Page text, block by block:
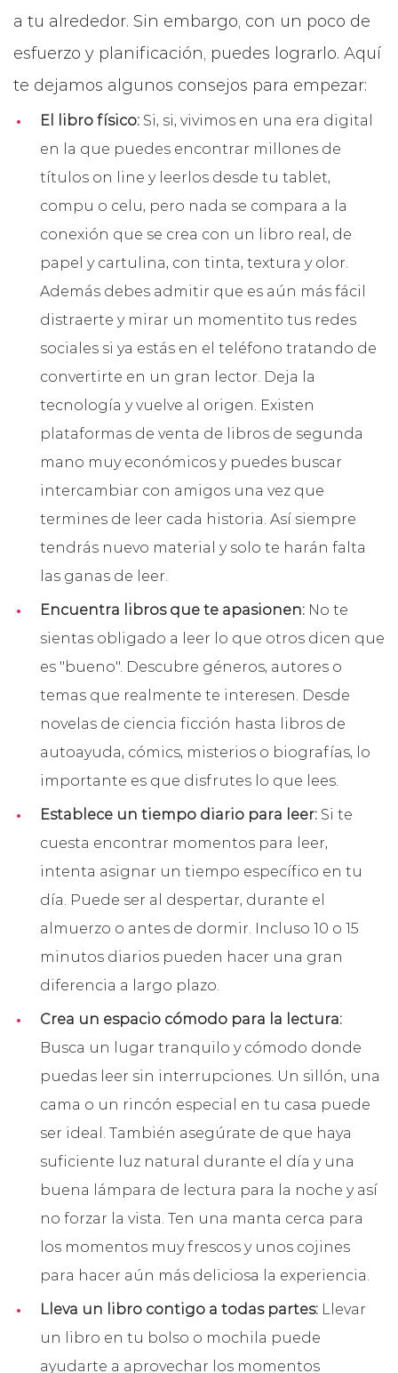
a tu alrededor. Sin embargo, con un poco de
esfuerzo y planificación, puedes lograrlo. Aquí
te dejamos algunos consejos para empezar:
El libro físico: Si, si, vivimos en una era digital
en la que puedes encontrar millones de
títulos on line y leerlos desde tu tablet,
compu o celu, pero nada se compara a la
conexión que se crea con un libro real, de
papel y cartulina, con tinta, textura y olor.
Además debes admitir que es aún más fácil
distraerte y mirar un momentito tus redes
sociales si ya estás en el teléfono tratando de
convertirte en un gran lector. Deja la
tecnología y vuelve al origen. Existen
plataformas de venta de libros de segunda
mano muy económicos y puedes buscar
intercambiar con amigos una vez que
termines de leer cada historia. Así siempre
tendrás nuevo material y solo te harán falta
las ganas de leer.
Encuentra libros que te apasionen: No te
sientas obligado a leer lo que otros dicen que
es "bueno". Descubre géneros, autores o
temas que realmente te interesen. Desde
novelas de ciencia ficción hasta libros de
autoayuda, cómics, misterios o biografías, lo
importante es que disfrutes lo que lees.
Establece un tiempo diario para leer: Si te
cuesta encontrar momentos para leer,
intenta asignar un tiempo específico en tu
día. Puede ser al despertar, durante el
almuerzo o antes de dormir. Incluso 10 o 15
minutos diarios pueden hacer una gran
diferencia a largo plazo.
Crea un espacio cómodo para la lectura:
Busca un lugar tranquilo y cómodo donde
puedas leer sin interrupciones. Un sillón, una
cama o un rincón especial en tu casa puede
ser ideal. También asegúrate de que haya
suficiente luz natural durante el día y una
buena lámpara de lectura para la noche y así
no forzar la vista. Ten una manta cerca para
los momentos muy frescos y unos cojines
para hacer aún más deliciosa la experiencia.
Lleva un libro contigo a todas partes: Llevar
un libro en tu bolso o mochila puede
ayudarte a aprovechar los momentos